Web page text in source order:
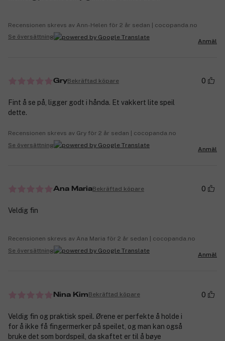
Recensionen skrevs av Ann-Helen för 2 år sedan | cocopanda.no
Se översättning
Anmäl
GryBekräftad köpare 0
Fint å se på, ligger godt i hånda. Et vakkert lite speil
dette.
Recensionen skrevs av Gry för 2 år sedan | cocopanda.no
Se översättning
Anmäl
Ana MariaBekräftad köpare 0
Veldig fin
Recensionen skrevs av Ana Maria för 2 år sedan | cocopanda.no
Se översättning
Anmäl
Nina KimBekräftad köpare 0
Veldig fin og praktisk speil. Ørene er perfekte å holde i
for å ikke få fingermerker på speilet, og man kan også
bruke det som bordspeil, da skaftet er til å bøye